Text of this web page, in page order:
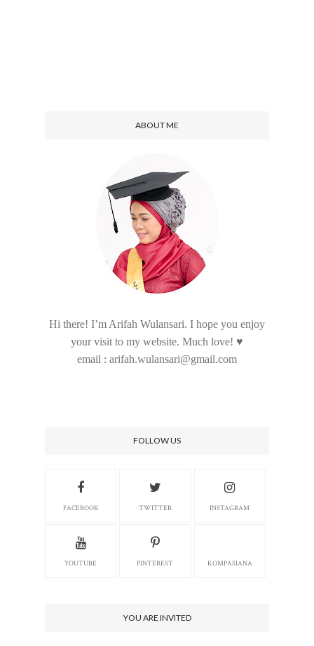
ABOUT ME
Hi there! I’m Arifah Wulansari. I hope you enjoy
your visit to my website. Much love! ♥
email : arifah.wulansari@gmail.com
FOLLOW US
FACEBOOK TWITTER INSTAGRAM
YOUTUBE PINTEREST KOMPASIANA
YOU ARE INVITED